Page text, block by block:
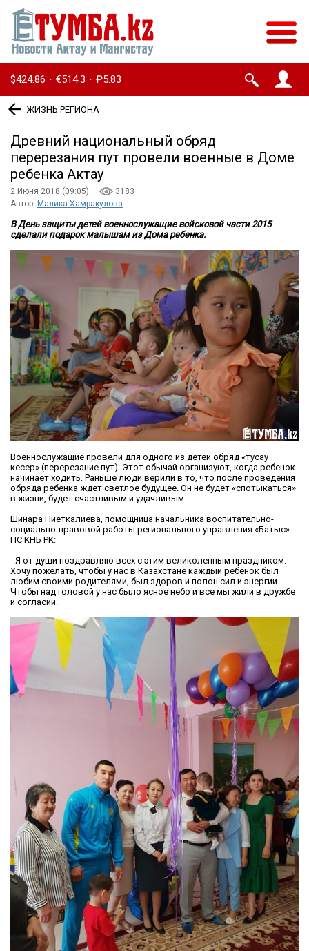
$424.86 · €514.3 · ₽5.83
ЖИЗНЬ РЕГИОНА
Древний национальный обряд
перерезания пут провели военные в Доме
ребенка Актау
2 Июня 2018 (09:05) ·
3183
Автор: Малика Хамракулова
В День защиты детей военнослужащие войсковой части 2015
сделали подарок малышам из Дома ребенка.
Военнослужащие провели для одного из детей обряд «тусау
кесер» (перерезание пут). Этот обычай организуют, когда ребенок
начинает ходить. Раньше люди верили в то, что после проведения
обряда ребенка ждет светлое будущее. Он не будет «спотыкаться»
в жизни, будет счастливым и удачливым.
Шинара Ниеткалиева, помощница начальника воспитательно-
социально-правовой работы регионального управления «Батыс»
ПС КНБ РК:
- Я от души поздравляю всех с этим великолепным праздником.
Хочу пожелать, чтобы у нас в Казахстане каждый ребенок был
любим своими родителями, был здоров и полон сил и энергии.
Чтобы над головой у нас было ясное небо и все мы жили в дружбе
и согласии.